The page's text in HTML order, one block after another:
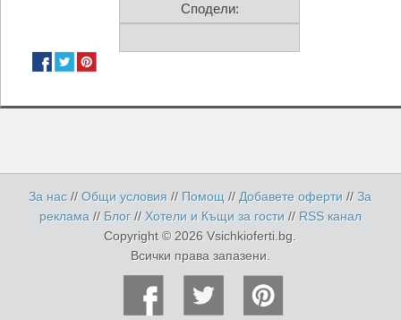
Сподели:
За нас //Общи условия // Помощ // Добавете оферти//За
реклама // Блог // Хотели и Къщи за гости // RSS канал
Copyright © 2026 Vsichkioferti.bg.
Всички права запазени.